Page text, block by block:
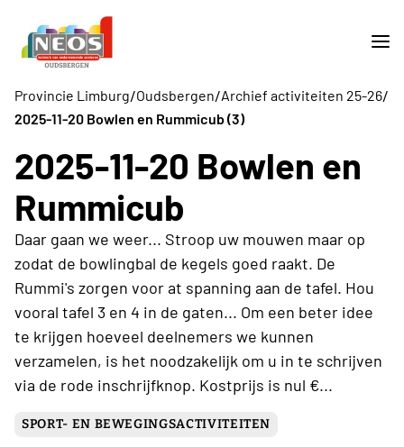
Provincie Limburg/Oudsbergen/Archief activiteiten 25-26/
2025-11-20 Bowlen en Rummicub (3)
2025-11-20 Bowlen en
Rummicub
Daar gaan we weer... Stroop uw mouwen maar op
zodat de bowlingbal de kegels goed raakt. De
Rummi's zorgen voor at spanning aan de tafel. Hou
vooral tafel 3 en 4 in de gaten... Om een beter idee
te krijgen hoeveel deelnemers we kunnen
verzamelen, is het noodzakelijk om u in te schrijven
via de rode inschrijfknop. Kostprijs is nul €...
SPORT- EN BEWEGINGSACTIVITEITEN